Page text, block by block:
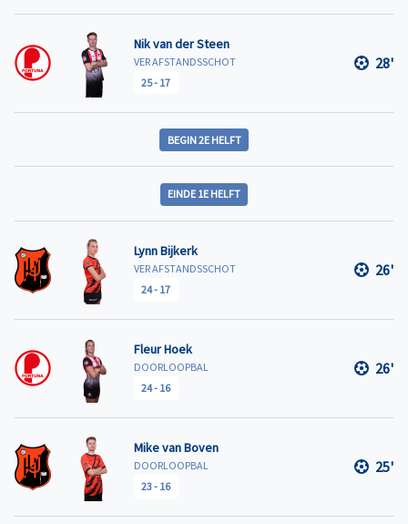
Nik van der Steen
VER AFSTANDSSCHOT
25- 17
28'
BEGIN 2E HELFT
EINDE 1E HELFT
Lynn Bijkerk
VER AFSTANDSSCHOT
24- 17
26'
Fleur Hoek
DOORLOOPBAL
24- 16
26'
Mike van Boven
DOORLOOPBAL
23- 16
25'